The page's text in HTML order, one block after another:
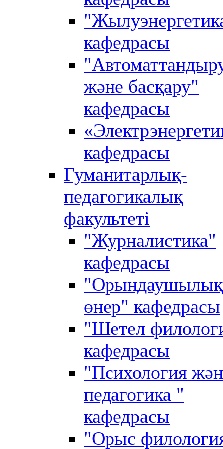
кафедрасы
және басқару"
кафедрасы
кафедрасы
Гуманитарлық-
педагогикалық
факультеті
"Журналистика"
кафедрасы
"Орындаушылық
өнер" кафедрасы
"Шетел
кафедрасы
"Психология
педагогика "
кафедрасы
"Орыс